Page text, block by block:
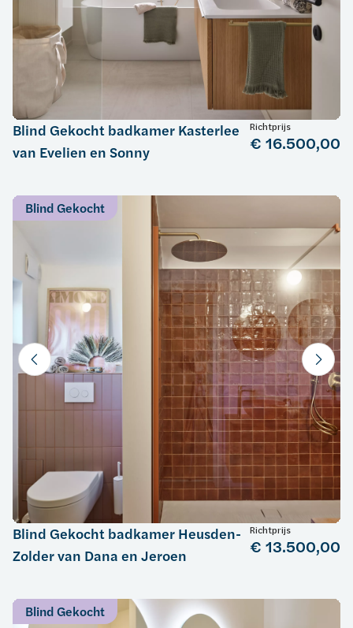
Blind Gekocht badkamer Kasterlee
van Evelien en Sonny
Richtprijs
€ 16.500,00
Blind Gekocht
Blind Gekocht badkamer Heusden-
Zolder van Dana en Jeroen
Richtprijs
€ 13.500,00
Blind Gekocht